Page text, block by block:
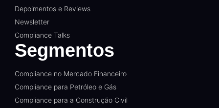
Depoimentos e Reviews
Newsletter
Compliance Talks
Segmentos
Compliance no Mercado Financeiro
Compliance para Petróleo e Gás
Compliance para a Construção Civil